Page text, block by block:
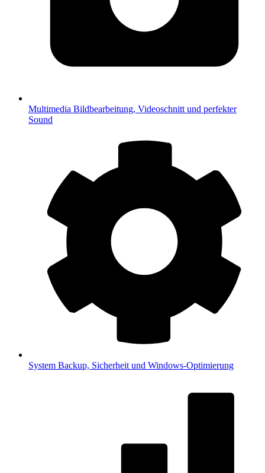
Multimedia Bildbearbeitung, Videoschnitt und perfekter
Sound
System Backup, Sicherheit und Windows-Optimierung